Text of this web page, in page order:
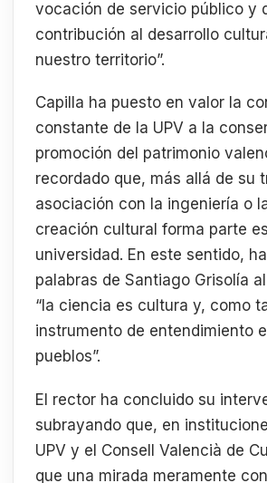
vocación de servicio público y
contribución al desarrollo
nuestro territorio”.
Capilla ha puesto en valor la
constante de la UPV a la
promoción del patrimonio
recordado que, más allá de su
asociación con la ingeniería o
creación cultural forma parte
universidad. En este sentido,
palabras de Santiago Grisolía
“la ciencia es cultura y, como
instrumento de entendimiento
pueblos”.
El rector ha concluido su
subrayando que, en
UPV y el Consell Valencià de
que una mirada meramente